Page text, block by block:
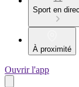
Sport en
À proximité
Ouvrir l'app